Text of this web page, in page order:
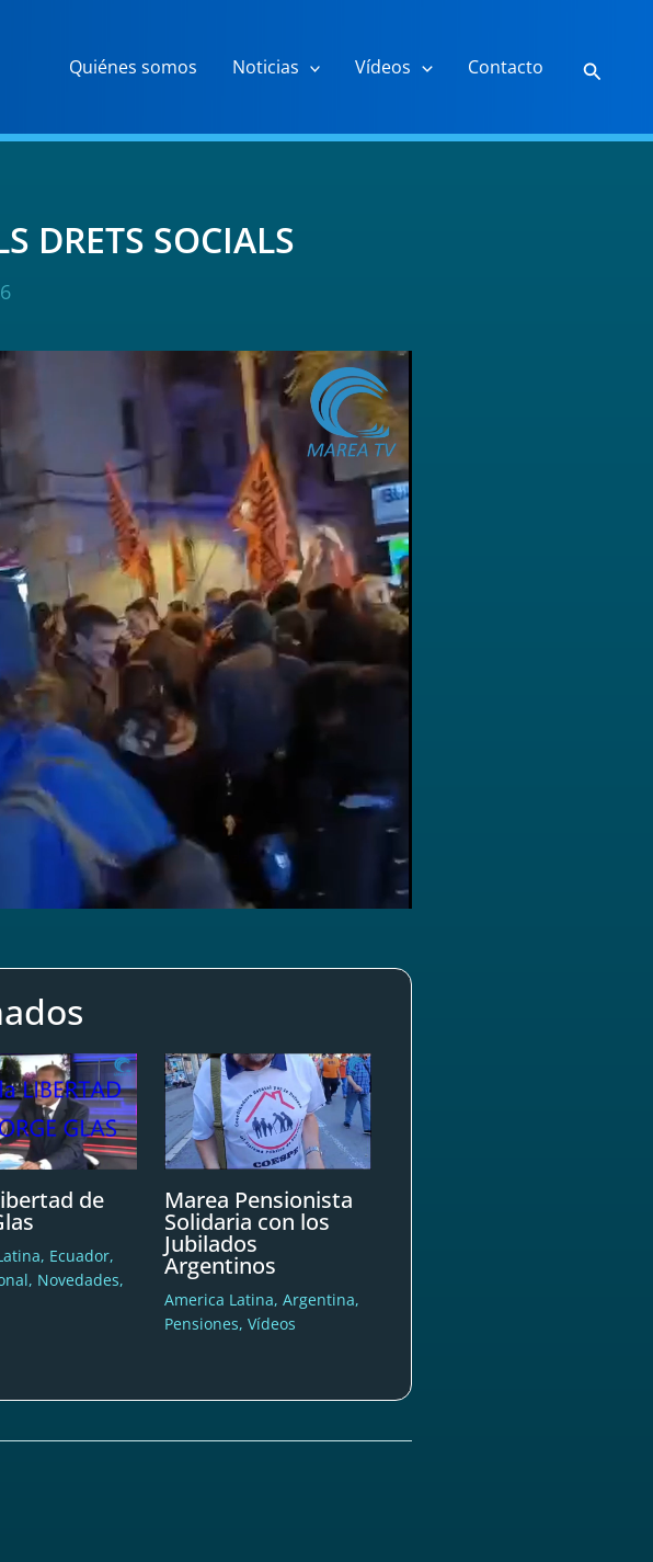
Quiénes somos Noticias Vídeos Contacto Buscar
DRETS SOCIALS
de
, Ecuador,
, Novedades,
Marea Pensionista
Solidaria con los
Jubilados
Argentinos
America Latina,Argentina,
Pensiones,Vídeos